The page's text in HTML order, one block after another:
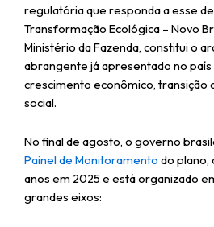
regulatória que responda a esse
Transformação Ecológica – Novo
Ministério da Fazenda, constitui o
abrangente já apresentado no
crescimento econômico, transição
social.
No final de agosto, o governo
Painel de Monitoramento do plano,
anos em 2025 e está organizado
grandes eixos: